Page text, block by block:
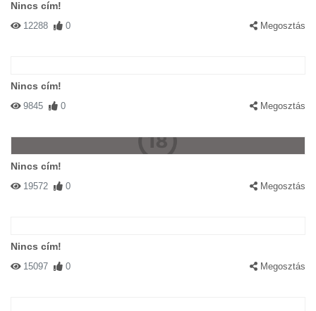
Nincs cím!
12288 0 Megosztás
Nincs cím!
9845 0 Megosztás
Nincs cím!
19572 0 Megosztás
Nincs cím!
15097 0 Megosztás